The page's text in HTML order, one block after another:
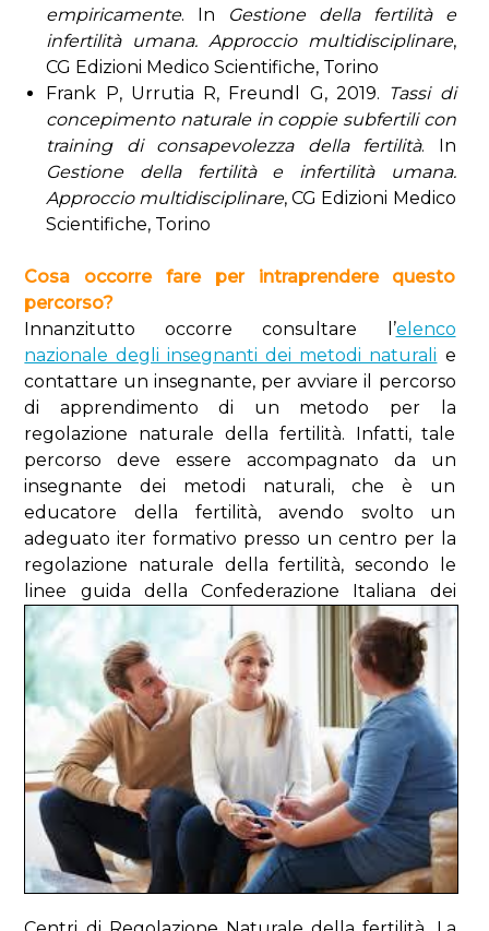
empiricamente. In
Gestione della fertilità e
infertilità umana. Approccio multidisciplinare,
CG Edizioni Medico Scientifiche, Torino
Frank P, Urrutia R, Freundl G, 2019. Tassi di
concepimento naturale in coppie subfertili con
training di consapevolezza della fertilità. In
Gestione della fertilità e infertilità umana.
Approccio multidisciplinare, CG Edizioni Medico
Scientifiche, Torino
Cosa occorre fare per intraprendere questo
percorso?
Innanzitutto occorre consultare l’elenco
nazionale degli insegnanti dei metodi naturali e
contattare un insegnante, per avviare il percorso
di apprendimento di un metodo per la
regolazione naturale della fertilità. Infatti, tale
percorso deve essere accompagnato da un
insegnante dei metodi naturali, che è un
educatore della fertilità, avendo svolto un
adeguato iter formativo presso un centro per la
regolazione naturale della fertilità, secondo le
linee guida dellaConfederazione Italiana dei